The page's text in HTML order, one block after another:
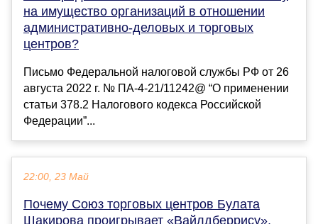
на имущество организаций в отношении
административно-деловых и торговых
центров?
Письмо Федеральной налоговой службы РФ от 26
августа 2022 г. № ПА-4-21/11242@ “О применении
статьи 378.2 Налогового кодекса Российской
Федерации”...
22:00, 23 Май
Почему Союз торговых центров Булата
Шакирова проигрывает «Вайлдберрису»,